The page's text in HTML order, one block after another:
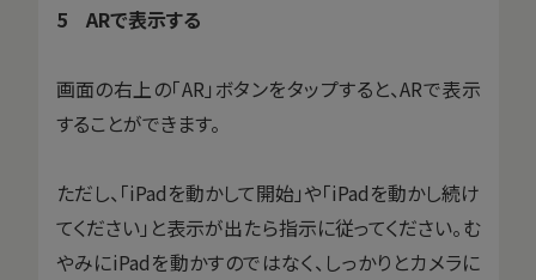
5 ARで表示する
画面の右上の「AR」ボタンをタップすると、ARで表示
することができます。
ただし、「iPadを動かして開始」や「iPadを動かし続け
てください」と表示が出たら指示に従ってください。む
やみにiPadを動かすのではなく、しっかりとカメラに